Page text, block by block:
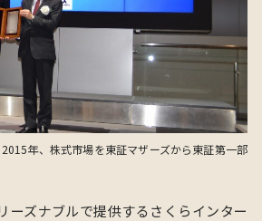
年、株式市場を東証マザーズから東証第一部
リーズナブルで提供するさくらインター